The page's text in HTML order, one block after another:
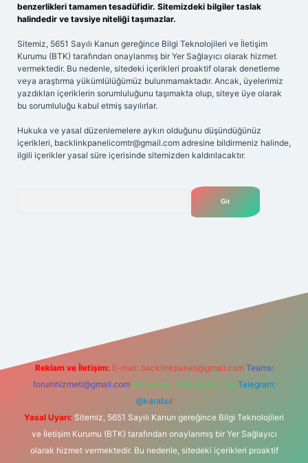
benzerlikleri tamamen tesadüfidir. Sitemizdeki bilgiler taslak
halindedir ve tavsiye niteliği taşımazlar.
Sitemiz, 5651 Sayılı Kanun gereğince Bilgi Teknolojileri ve İletişim
Kurumu (BTK) tarafından onaylanmış bir Yer Sağlayıcı olarak hizmet
vermektedir. Bu nedenle, sitedeki içerikleri proaktif olarak denetleme
veya araştırma yükümlülüğümüz bulunmamaktadır. Ancak, üyelerimiz
yazdıkları içeriklerin sorumluluğunu taşımakta olup, siteye üye olarak
bu sorumluluğu kabul etmiş sayılırlar.
Hukuka ve yasal düzenlemelere aykırı olduğunu düşündüğünüz
içerikleri, backlinkpanelicomtr@gmail.com adresine bildirmeniz halinde,
ilgili içerikler yasal süre içerisinde sitemizden kaldırılacaktır.
Reklam ve İletişim: E-mail: backlinkpaneli@gmail.com Teams:
forumhizmeti@gmail.com Whatsapp: 0262 606 0 726 Telegram:
@karabul
Yasal Uyarı: Sitemiz, 5651 Sayılı Kanun gereğince Bilgi Teknolojileri
ve İletişim Kurumu (BTK) tarafından onaylanmış bir Yer Sağlayıcı
olarak hizmet vermektedir. Bu nedenle, sitedeki içerikleri proaktif